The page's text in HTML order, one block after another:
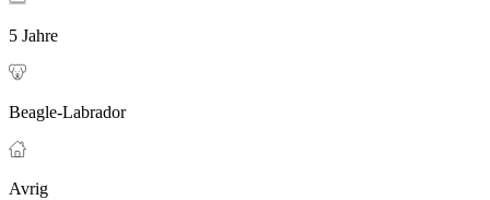
5 Jahre
Beagle-Labrador
Avrig